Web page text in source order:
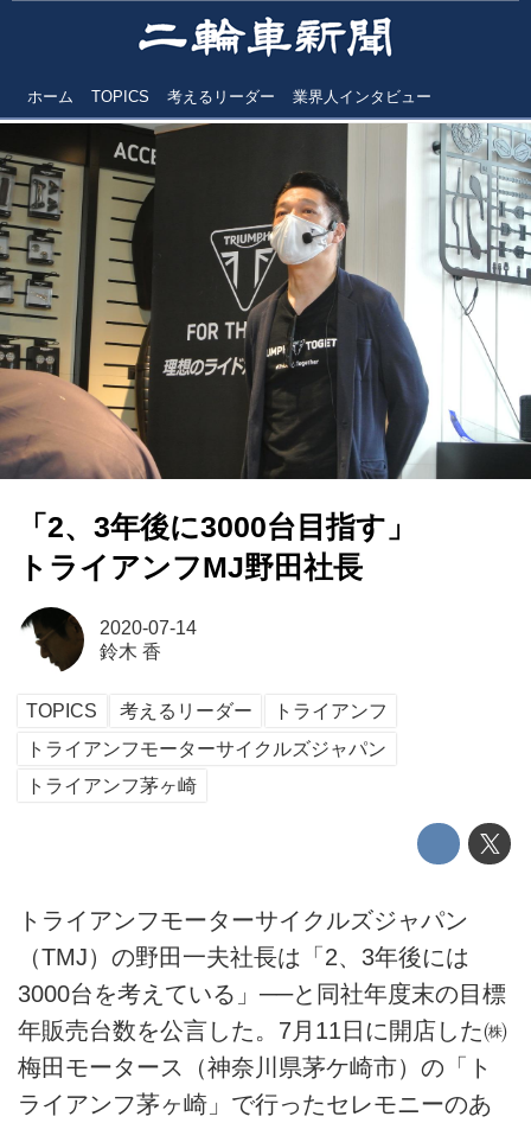
ホーム TOPICS 考えるリーダー 業界人インタビュー
「2、3年後に3000台目指す」
トライアンフMJ野田社長
2020-07-14
鈴木 香
TOPICS 考えるリーダー
トライアンフ
トライアンフモーターサイクルズジャパン
トライアンフ茅ヶ崎
トライアンフモーターサイクルズジャパン
（TMJ）の野田一夫社長は「2、3年後には
3000台を考えている」──と同社年度末の目標
年販売台数を公言した。7月11日に開店した㈱
梅田モータース（神奈川県茅ケ崎市）の「ト
ライアンフ茅ヶ崎」で行ったセレモニーのあ